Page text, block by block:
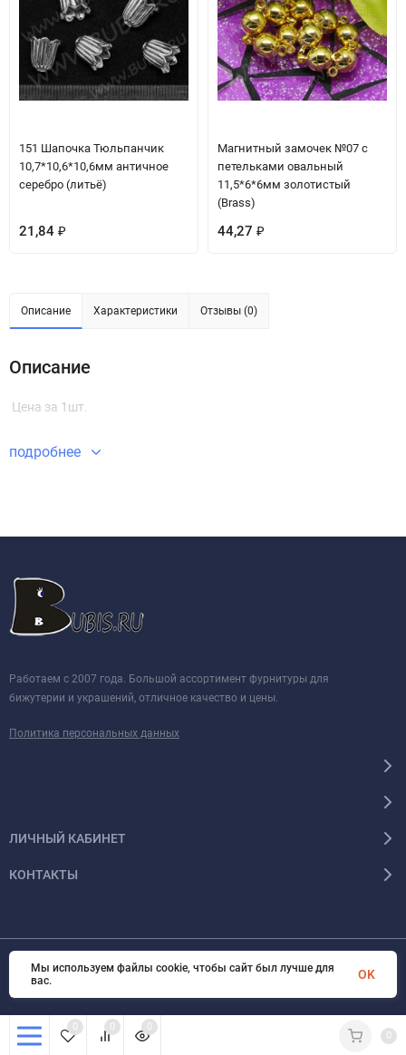
151 Шапочка Тюльпанчик
10,7*10,6*10,6мм античное
серебро (литьё)
21,84 ₽
Магнитный замочек №07 с
петельками овальный
11,5*6*6мм золотистый
(Brass)
44,27 ₽
Описание Характеристики Отзывы (0)
Описание
Цена за 1шт.
подробнее
Работаем с 2007 года. Большой ассортимент фурнитуры для
бижутерии и украшений, отличное качество и цены.
Политика персональных данных
ЛИЧНЫЙ КАБИНЕТ
КОНТАКТЫ
© 2026 BUBIS.RU Все права защищены
0 0 0
0
Мы используем файлы cookie, чтобы сайт был лучше для
вас.
OK